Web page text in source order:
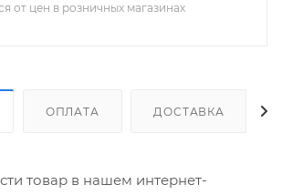
от цен в розничных магазинах
ОПЛАТА ДОСТАВКА
товар в нашем интернет-